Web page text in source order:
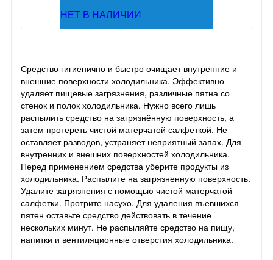
НЕТ В НАЛИЧИИ
Средство гигиенично и быстро очищает внутренние и
внешние поверхности холодильника. Эффективно
удаляет пищевые загрязнения, различные пятна со
стенок и полок холодильника. Нужно всего лишь
распылить средство на загрязнённую поверхность, а
затем протереть чистой матерчатой салфеткой. Не
оставляет разводов, устраняет неприятный запах. Для
внутренних и внешних поверхностей холодильника.
Перед применением средства уберите продукты из
холодильника. Распылите на загрязненную поверхность.
Удалите загрязнения с помощью чистой матерчатой
салфетки. Протрите насухо. Для удаления въевшихся
пятен оставьте средство действовать в течение
нескольких минут. Не распыляйте средство на пищу,
напитки и вентиляционные отверстия холодильника.